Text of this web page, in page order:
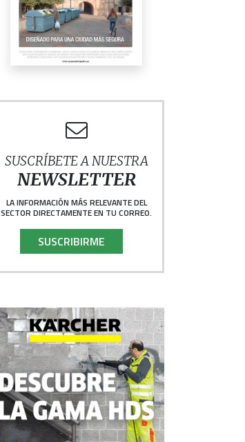
SUSCRÍBETE A NUESTRA
NEWSLETTER
LA INFORMACIÓN MÁS RELEVANTE DEL
SECTOR DIRECTAMENTE EN TU CORREO.
SUSCRIBIRME